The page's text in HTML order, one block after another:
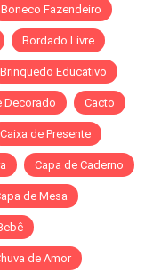
Boneco Fazendeiro
Bordado Livre
Brinquedo Educativo
Decorado Cacto
Caixa de Presente
Capa de Caderno
de Mesa
de Amor